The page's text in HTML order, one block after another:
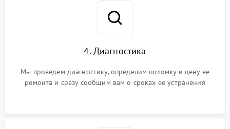
4. Диагностика
Мы проведем диагностику, определим поломку и цену ее
ремонта и сразу сообщим вам о сроках ее устранения